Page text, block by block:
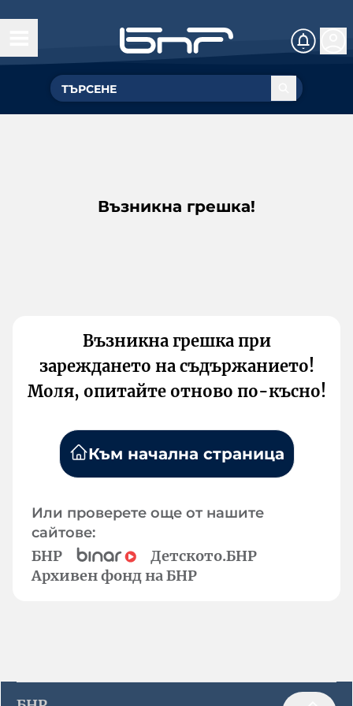
Възникна грешка!
Възникна грешка при
зареждането на съдържанието!
Моля, опитайте отново по-късно!
Към начална страница
Или проверете още от нашите
сайтове:
БНР
Детското.БНР
Архивен фонд на БНР